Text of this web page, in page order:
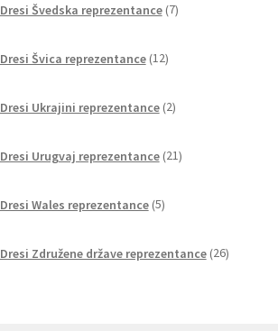
Dresi Švedska reprezentance 7izdelkov
Dresi Švica reprezentance 12izdelkov
Dresi Ukrajini reprezentance 2izdelka
Dresi Urugvaj reprezentance 21izdelkov
Dresi Wales reprezentance 5izdelkov
Dresi Združene države reprezentance 26izdelkov